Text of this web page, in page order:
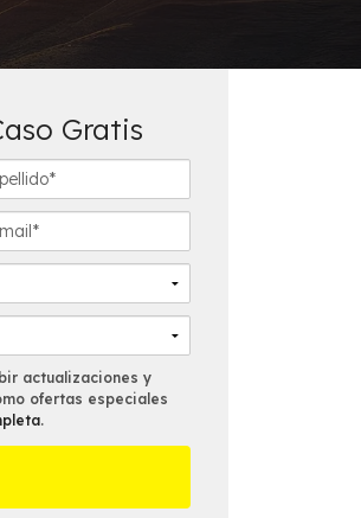
Gratis
actualizaciones y
ofertas especiales
.